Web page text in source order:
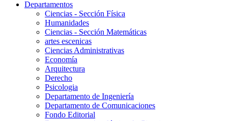
Departamentos
Ciencias - Sección Física
Humanidades
Ciencias - Sección Matemáticas
artes escenicas
Ciencias Administrativas
Economía
Arquitectura
Derecho
Psicologia
Departamento de Ingeniería
Departamento de Comunicaciones
Fondo Editorial